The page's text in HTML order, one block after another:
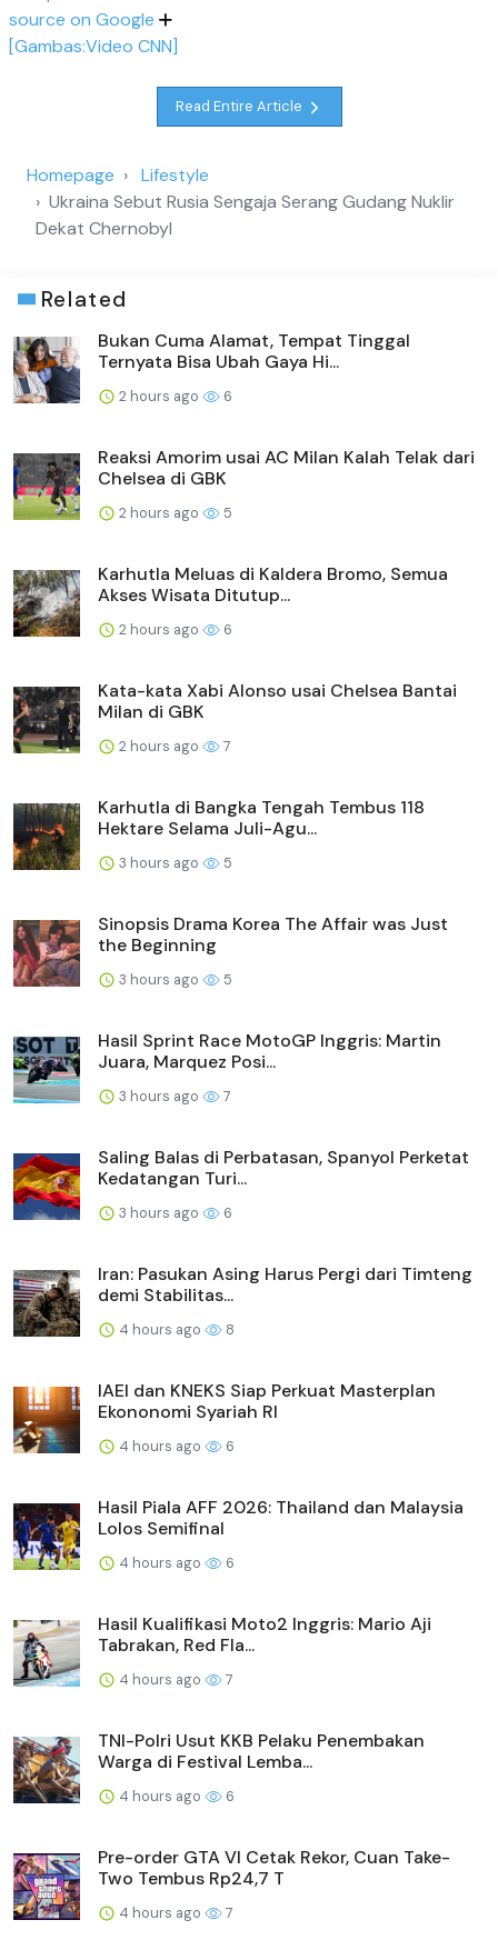
source on Google
[Gambas:Video CNN]
Read Entire Article
Homepage
Lifestyle
Ukraina Sebut Rusia Sengaja Serang Gudang Nuklir
Dekat Chernobyl
Related
Bukan Cuma Alamat, Tempat Tinggal
Ternyata Bisa Ubah Gaya Hi...
2 hours ago 6
Reaksi Amorim usai AC Milan Kalah Telak dari
Chelsea di GBK
2 hours ago 5
Karhutla Meluas di Kaldera Bromo, Semua
Akses Wisata Ditutup...
2 hours ago 6
Kata-kata Xabi Alonso usai Chelsea Bantai
Milan di GBK
2 hours ago 7
Karhutla di Bangka Tengah Tembus 118
Hektare Selama Juli-Agu...
3 hours ago 5
Sinopsis Drama Korea The Affair was Just
the Beginning
3 hours ago 5
Hasil Sprint Race MotoGP Inggris: Martin
Juara, Marquez Posi...
3 hours ago 7
Saling Balas di Perbatasan, Spanyol Perketat
Kedatangan Turi...
3 hours ago 6
Iran: Pasukan Asing Harus Pergi dari Timteng
demi Stabilitas...
4 hours ago 8
IAEI dan KNEKS Siap Perkuat Masterplan
Ekononomi Syariah RI
4 hours ago 6
Hasil Piala AFF 2026: Thailand dan Malaysia
Lolos Semifinal
4 hours ago 6
Hasil Kualifikasi Moto2 Inggris: Mario Aji
Tabrakan, Red Fla...
4 hours ago 7
TNI-Polri Usut KKB Pelaku Penembakan
Warga di Festival Lemba...
4 hours ago 6
Pre-order GTA VI Cetak Rekor, Cuan Take-
Two Tembus Rp24,7 T
4 hours ago 7